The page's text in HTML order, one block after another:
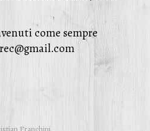
come sempre
Franchini